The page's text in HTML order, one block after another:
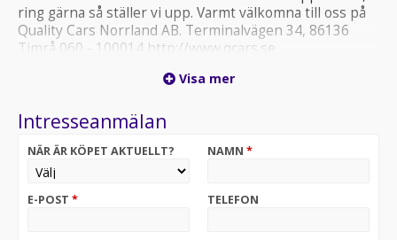
ring gärna så ställer vi upp. Varmt välkomna till oss på
Quality Cars Norrland AB. Terminalvägen 34, 86136
Timrå 060 - 100014 http://www.qcars.se
Visa mer
Intresseanmälan
NÄR ÄR KÖPET AKTUELLT? NAMN *
E-POST * TELEFON